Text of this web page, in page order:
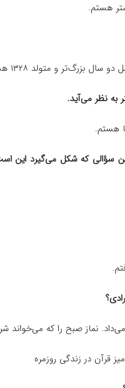
هستم.
سؤالی که شکل می‌گیرد این
نماز صبح را که می‌خواند